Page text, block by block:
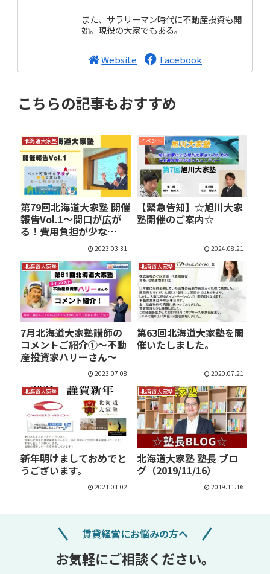
また、サラリーマン時代に不動産投資も開
始。現役の大家でもある。
Website Facebook
こちらの記事もおすすめ
北海道大家塾
第79回北海道大家塾 開催
報告Vol.1～間口が広が
る！費用負担が少な
2023.03.31
イベント
【緊急告知】☆旭川大家
塾開催のご案内☆
2024.08.21
北海道大家塾
7月北海道大家塾講師の
コメントご紹介①～不動
産投資家ハリーさん～
2023.07.08
北海道大家塾
第63回北海道大家塾を開
催いたしました。
2020.07.21
北海道大家塾
新年明けましておめでと
うございます。
2021.01.02
北海道大家塾
北海道大家塾 塾長 ブロ
グ（2019/11/16）
2019.11.16
賃貸経営にお悩みの方へ
お気軽にご相談ください。